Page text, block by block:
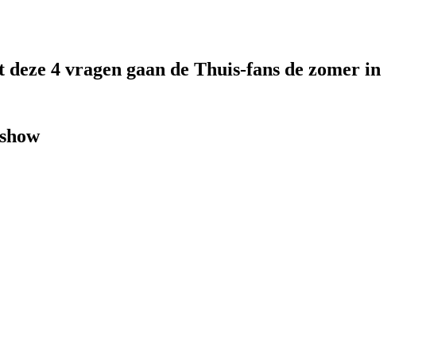
4 vragen gaan de Thuis-fans de zomer in